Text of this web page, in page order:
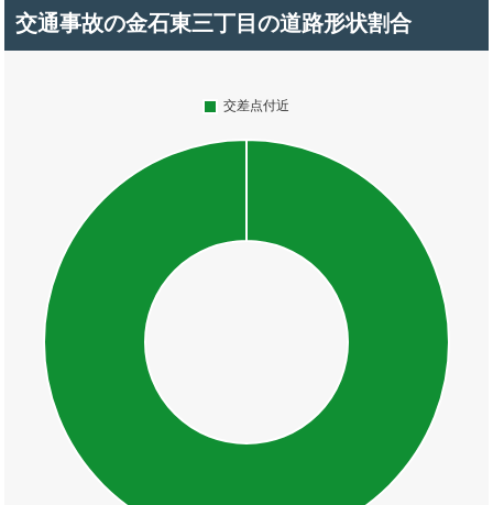
交通事故の金石東三丁目の道路形状割合